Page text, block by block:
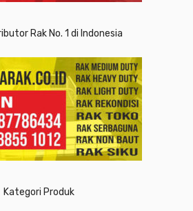
Rak No. 1 di Indonesia
Kategori Produk